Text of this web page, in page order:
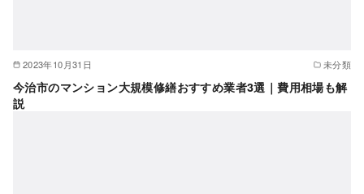
2023年10月31日 未分類
今治市のマンション大規模修繕おすすめ業者3選｜費用相場も解
説